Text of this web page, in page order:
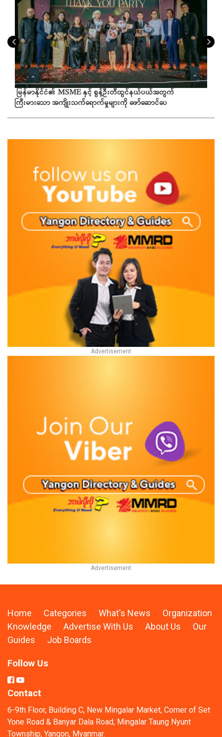
မြန်မာနိုင်ငံ၏ MSME နှင့် စွန့်ဦးတီထွင်နယ်ပယ်အတွက်
ကြီးမားသော အကျိုးသက်ရောက်မှုများကို ဖော်ဆောင်ပေ
Home Categories What's News
Organization
Knowledge
Advertise With Us About Us
Our
Guides
Job Boards
Follow Us
Contact
6-9th Floor, Building C, New Mingalar Market, Corner of Set
Yone Road & Banyar Dala Road, Mingalar Taung Nyunt
Township, Yangon, Myanmar.